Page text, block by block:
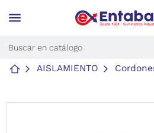
menu
AISLAMIENTO